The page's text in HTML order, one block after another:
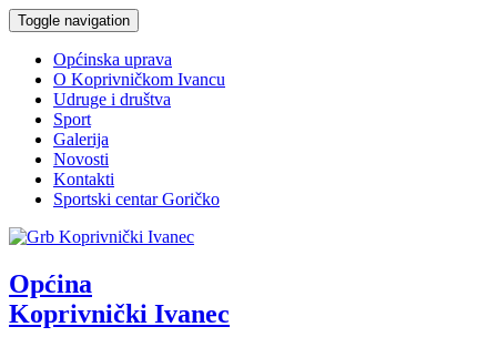
Toggle navigation
Općinska uprava
O Koprivničkom Ivancu
Udruge i društva
Sport
Galerija
Novosti
Kontakti
Sportski centar Goričko
Općina
Koprivnički Ivanec